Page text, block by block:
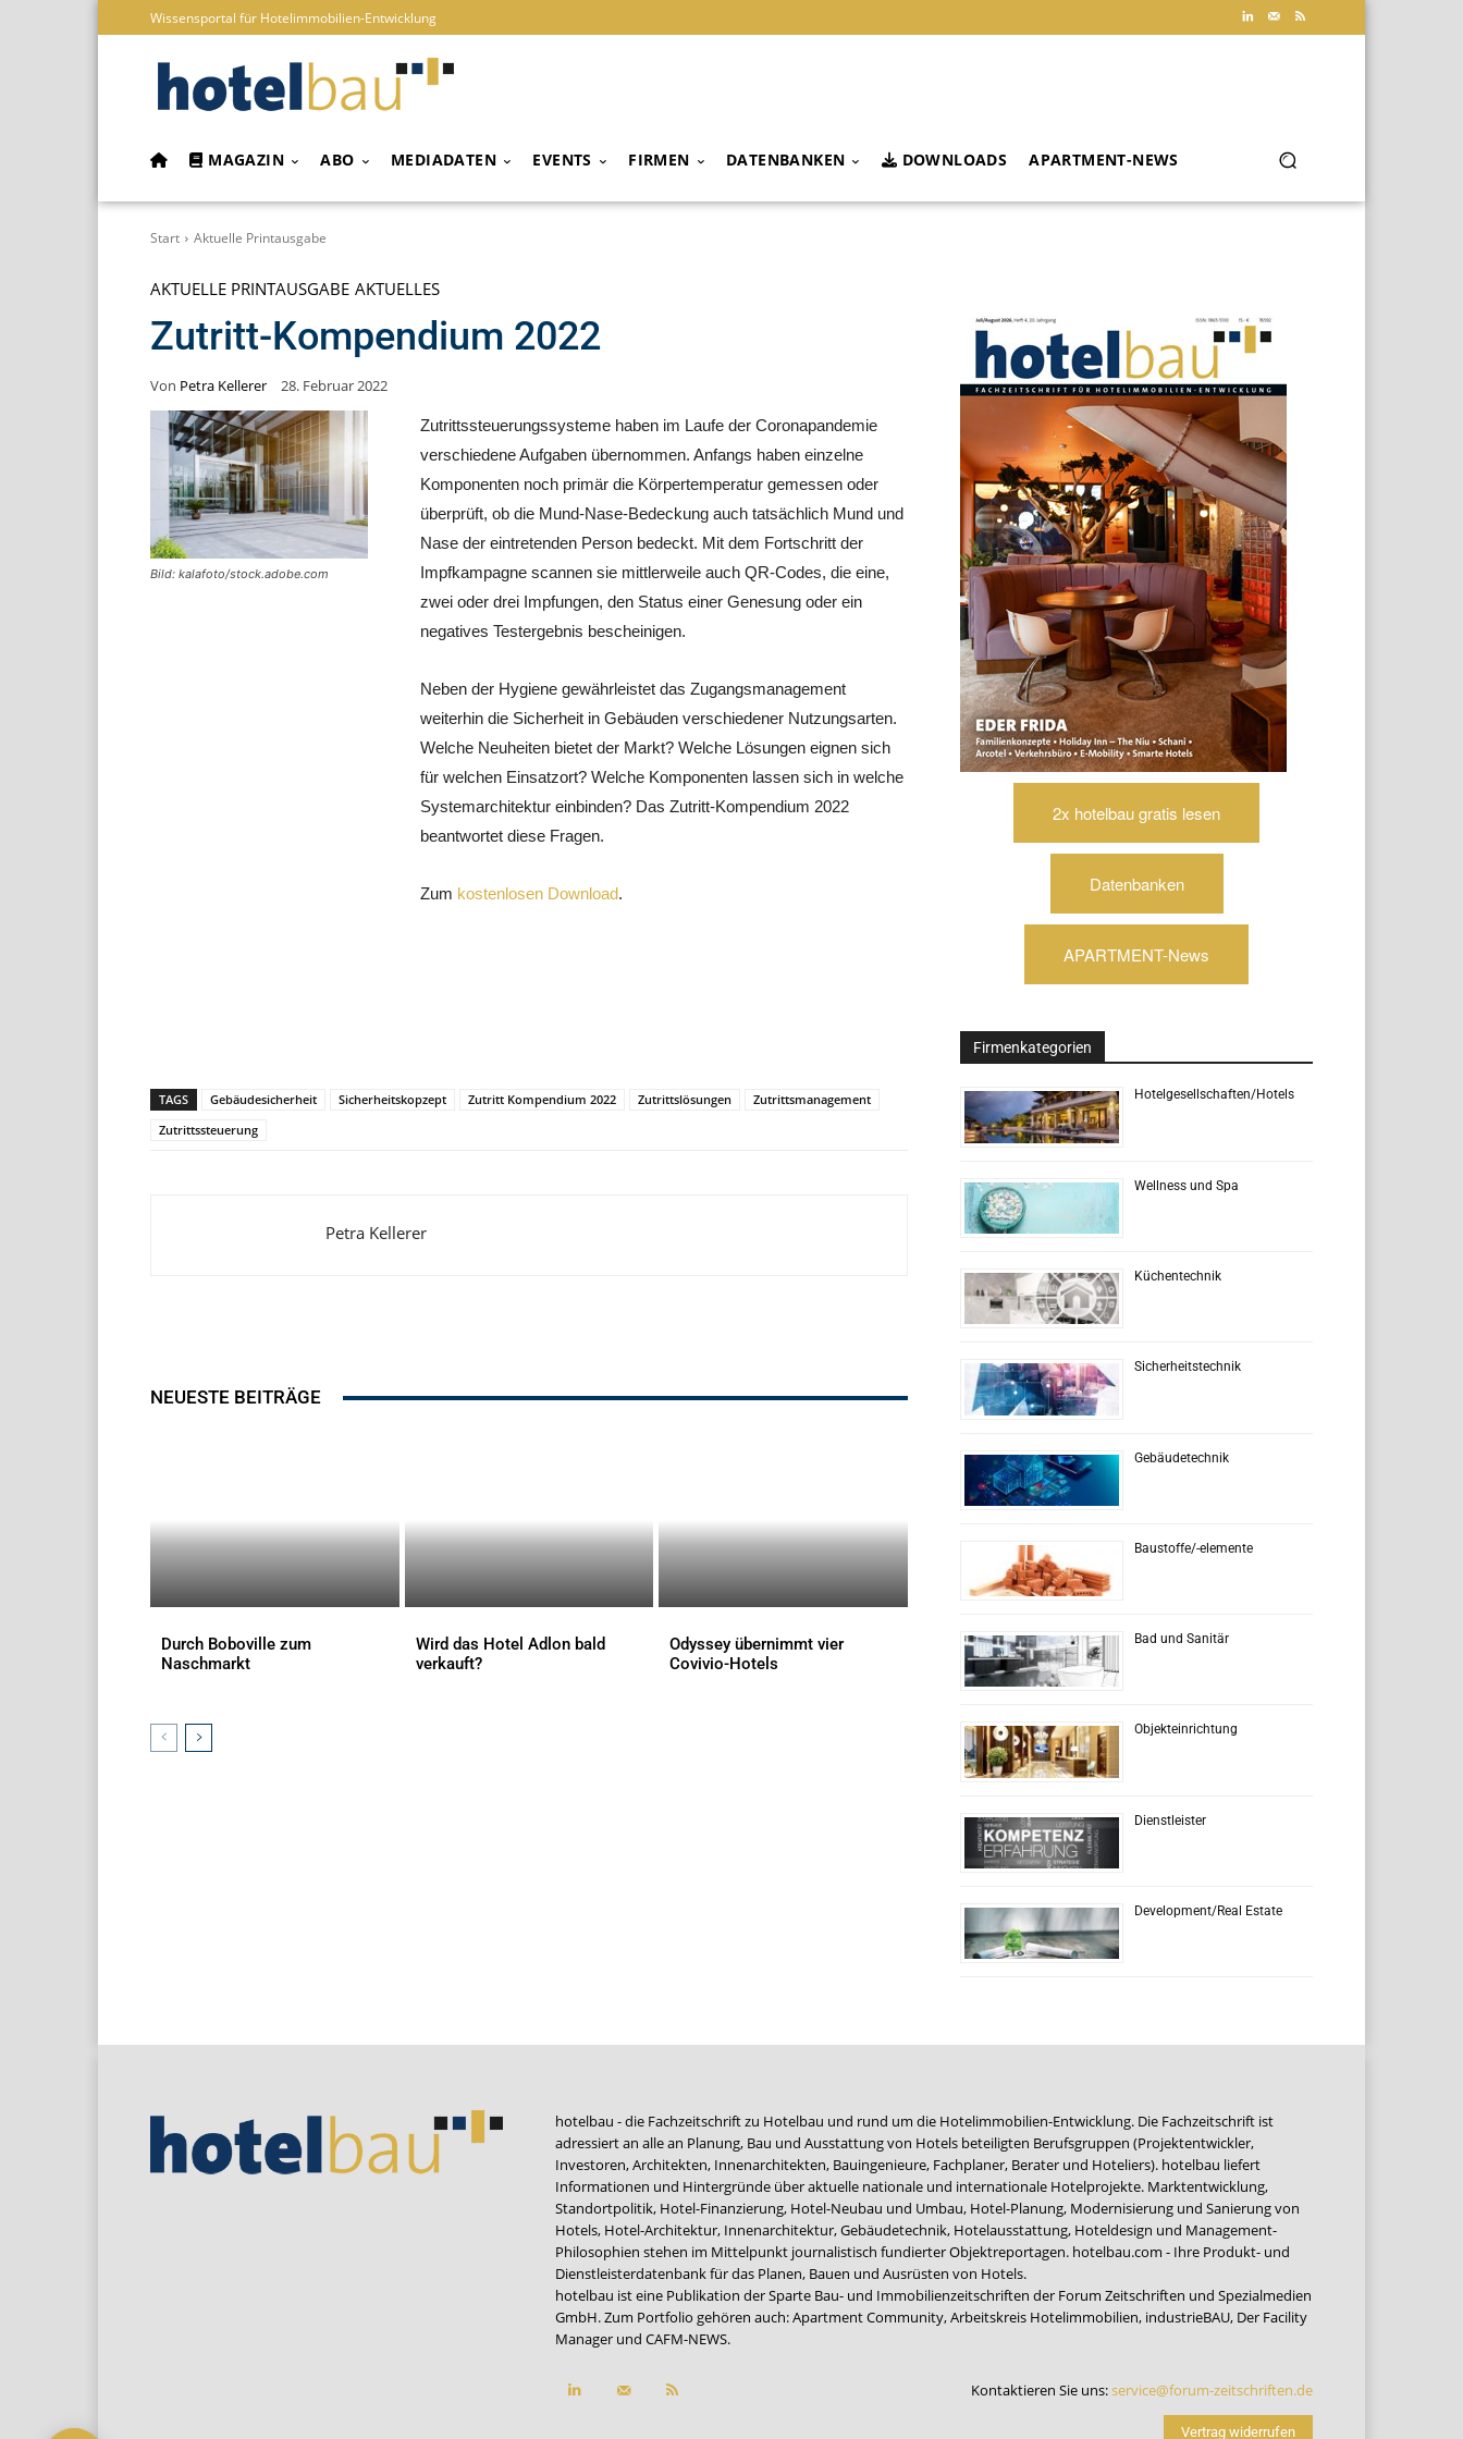
Wissensportal für Hotelimmobilien-Entwicklung
MAGAZIN ABO MEDIADATEN EVENTS FIRMEN DATENBANKEN DOWNLOADS APARTMENT-NEWS
Start Aktuelle Printausgabe
AKTUELLE PRINTAUSGABE AKTUELLES
Zutritt-Kompendium 2022
Von Petra Kellerer 28. Februar 2022
Bild: kalafoto/stock.adobe.com
Zutrittssteuerungssysteme haben im Laufe der Coronapandemie
verschiedene Aufgaben übernommen. Anfangs haben einzelne
Komponenten noch primär die Körpertemperatur gemessen oder
überprüft, ob die Mund-Nase-Bedeckung auch tatsächlich Mund und
Nase der eintretenden Person bedeckt. Mit dem Fortschritt der
Impfkampagne scannen sie mittlerweile auch QR-Codes, die eine,
zwei oder drei Impfungen, den Status einer Genesung oder ein
negatives Testergebnis bescheinigen.
Neben der Hygiene gewährleistet das Zugangsmanagement
weiterhin die Sicherheit in Gebäuden verschiedener Nutzungsarten.
Welche Neuheiten bietet der Markt? Welche Lösungen eignen sich
für welchen Einsatzort? Welche Komponenten lassen sich in welche
Systemarchitektur einbinden? Das Zutritt-Kompendium 2022
beantwortet diese Fragen.
Zum kostenlosen Download.
TAGS Gebäudesicherheit Sicherheitskopzept Zutritt Kompendium 2022 Zutrittslösungen
Zutrittsmanagement
Zutrittssteuerung
Petra Kellerer
NEUESTE BEITRÄGE
Durch Boboville zum
Naschmarkt
Wird das Hotel Adlon bald
verkauft?
Odyssey übernimmt vier
Covivio-Hotels
2x hotelbau gratis lesen
Datenbanken
APARTMENT-News
Firmenkategorien
Hotelgesellschaften/Hotels
Wellness und Spa
Küchentechnik
Sicherheitstechnik
Gebäudetechnik
Baustoffe/-elemente
Bad und Sanitär
Objekteinrichtung
Dienstleister
Development/Real Estate
hotelbau - die Fachzeitschrift zu Hotelbau und rund um die Hotelimmobilien-Entwicklung. Die Fachzeitschrift ist
adressiert an alle an Planung, Bau und Ausstattung von Hotels beteiligten Berufsgruppen (Projektentwickler,
Investoren, Architekten, Innenarchitekten, Bauingenieure, Fachplaner, Berater und Hoteliers). hotelbau liefert
Informationen und Hintergründe über aktuelle nationale und internationale Hotelprojekte. Marktentwicklung,
Standortpolitik, Hotel-Finanzierung, Hotel-Neubau und Umbau, Hotel-Planung, Modernisierung und Sanierung von
Hotels, Hotel-Architektur, Innenarchitektur, Gebäudetechnik, Hotelausstattung, Hoteldesign und Management-
Philosophien stehen im Mittelpunkt journalistisch fundierter Objektreportagen. hotelbau.com - Ihre Produkt- und
Dienstleisterdatenbank für das Planen, Bauen und Ausrüsten von Hotels.
hotelbau ist eine Publikation der Sparte Bau- und Immobilienzeitschriften der Forum Zeitschriften und Spezialmedien
GmbH. Zum Portfolio gehören auch:Apartment Community,Arbeitskreis Hotelimmobilien, industrieBAU, Der Facility
Manager und CAFM-NEWS.
Kontaktieren Sie uns:service@forum-zeitschriften.de
Vertrag widerrufen